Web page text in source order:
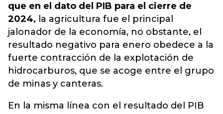
que en el dato del PIB para el cierre de
2024, la agricultura fue el principal
jalonador de la economía, no obstante, el
resultado negativo para enero obedece a la
fuerte contracción de la explotación de
hidrocarburos, que se acoge entre el grupo
de minas y canteras.
En la misma línea con el resultado del PIB